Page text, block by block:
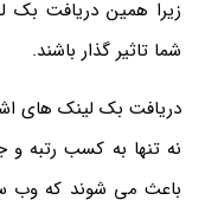
زیرا همین دریافت
شما تاثیر گذار باشند.
دریافت بک لینک های
نه تنها به کسب رتبه
باعث می شوند که وب